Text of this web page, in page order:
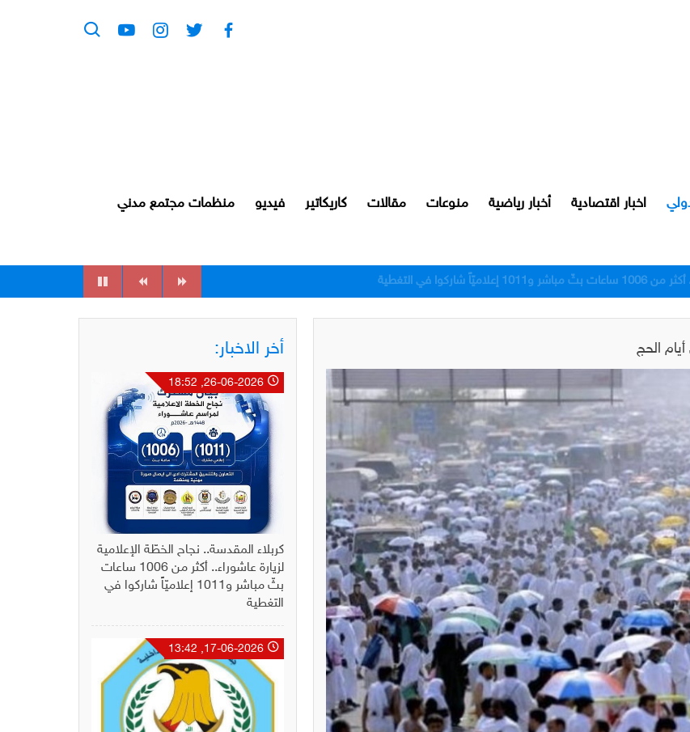
اخبار اقتصادية أخبار رياضية منوعات مقالات كاريكاتير فيديو منظمات مجتمع مدني
بعد اعتدائهم على مواطن
الحج أخر الاخبار:
كربلاء المقدسة.. نجاح الخطّة الإعلامية
لزيارة عاشوراء.. أكثر من 1006 ساعات
بثّ مباشر و1011 إعلاميّاً شاركوا في
التغطية